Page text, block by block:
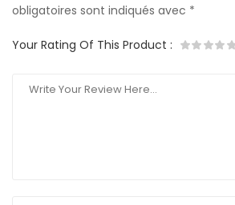
obligatoires sont indiqués avec *
Your Rating Of This Product :